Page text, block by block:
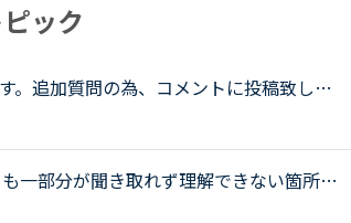
ック
。追加質問の為、コメントに投稿致しま
インプット中心の教材で約1年ほど受講
一部分が聞き取れず理解できない箇所が
のStage 7の音声アプリの下記の模